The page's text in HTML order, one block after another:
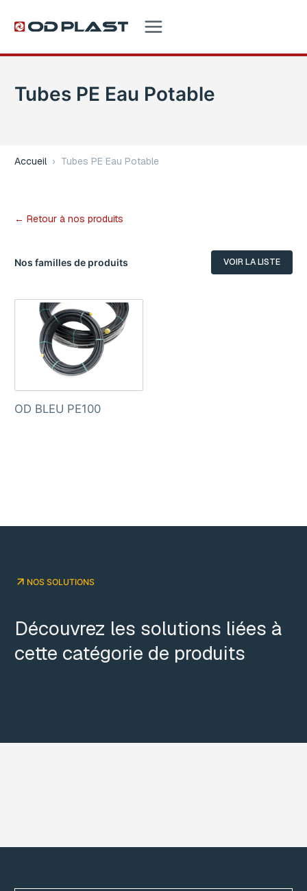
Tubes PE Eau Potable
Accueil › Tubes PE Eau Potable
← Retour à nos produits
Nos familles de produits VOIR LA LISTE
OD BLEU PE100
NOS SOLUTIONS
Découvrez les solutions liées à
cette catégorie de produits